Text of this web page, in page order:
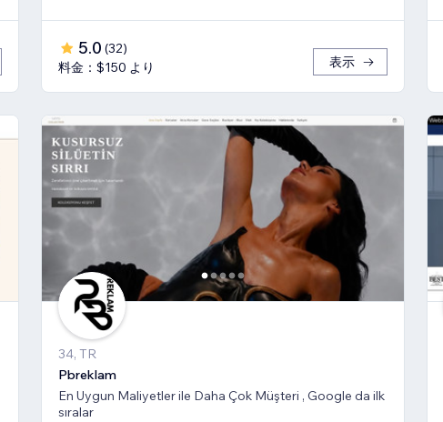
5.0 (32)
料金：$150 より
表示
34, TR
Pbreklam
En Uygun Maliyetler ile Daha Çok Müşteri , Google da ilk
sıralar